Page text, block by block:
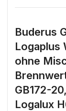
Buderus
Logaplus
ohne
GB172-
Logalux